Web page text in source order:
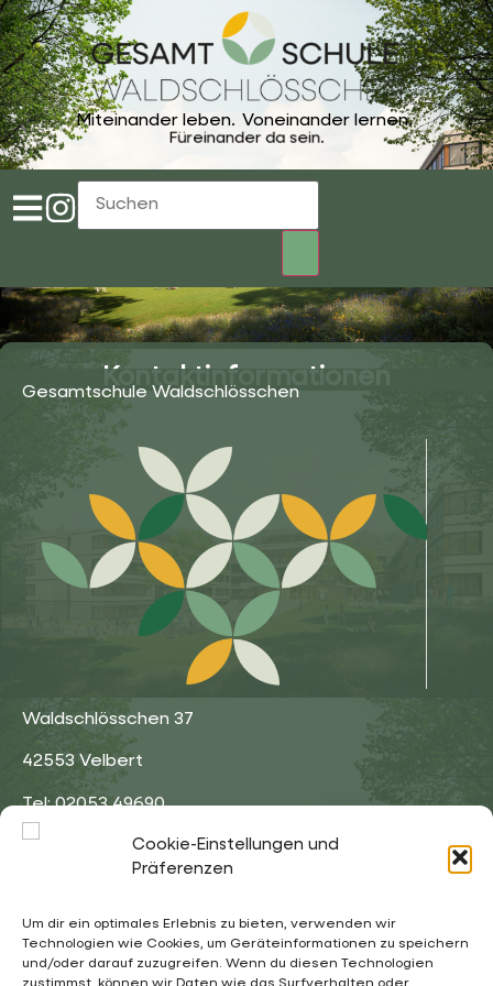
Cookie-Einstellungen und
Präferenzen
Um dir ein optimales Erlebnis zu bieten, verwenden wir
Technologien wie Cookies, um Geräteinformationen zu speichern
und/oder darauf zuzugreifen. Wenn du diesen Technologien
Miteinander leben. Voneinander lernen.
Füreinander da sein.
Kontaktinformationen
Gesamtschule Waldschlösschen
Waldschlösschen 37
42553 Velbert
Tel: 02053 49690
Fax: 02053 496911
02053 4969 0